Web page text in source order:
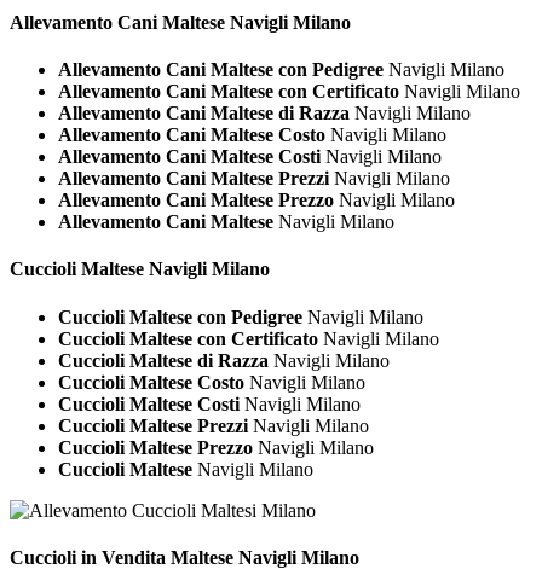
Allevamento Cani Maltese Navigli Milano
Allevamento Cani Maltese con Pedigree Navigli Milano
Allevamento Cani Maltese con Certificato Navigli Milano
Allevamento Cani Maltese di Razza Navigli Milano
Allevamento Cani Maltese Costo Navigli Milano
Allevamento Cani Maltese Costi Navigli Milano
Allevamento Cani Maltese Prezzi Navigli Milano
Allevamento Cani Maltese Prezzo Navigli Milano
Allevamento Cani Maltese Navigli Milano
Cuccioli Maltese Navigli Milano
Cuccioli Maltese con Pedigree Navigli Milano
Cuccioli Maltese con Certificato Navigli Milano
Cuccioli Maltese di Razza Navigli Milano
Cuccioli Maltese Costo Navigli Milano
Cuccioli Maltese Costi Navigli Milano
Cuccioli Maltese Prezzi Navigli Milano
Cuccioli Maltese Prezzo Navigli Milano
Cuccioli Maltese Navigli Milano
Cuccioli in Vendita Maltese Navigli Milano